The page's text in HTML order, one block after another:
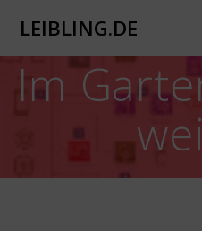
LEIBLING.DE
Im